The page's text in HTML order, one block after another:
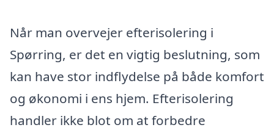
Når man overvejer efterisolering i
Spørring, er det en vigtig beslutning, som
kan have stor indflydelse på både komfort
og økonomi i ens hjem. Efterisolering
handler ikke blot om at forbedre